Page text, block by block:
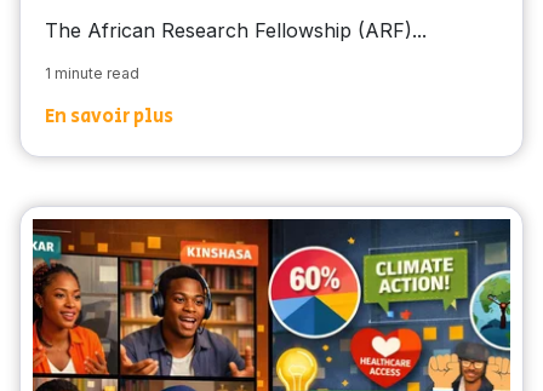
The African Research Fellowship (ARF)...
1 minute read
En savoir plus